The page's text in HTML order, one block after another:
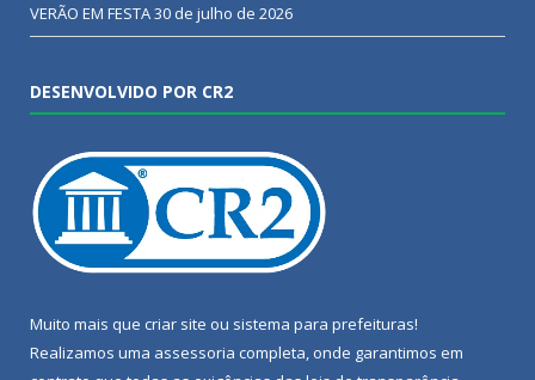
VERÃO EM FESTA30 de julho de 2026
DESENVOLVIDO POR CR2
Muito mais que criar site ou sistema para prefeituras!
Realizamos uma assessoria completa, onde garantimos em